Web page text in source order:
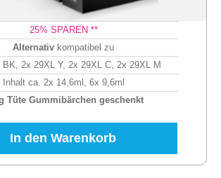
25% SPAREN **
Alternativ kompatibel zu
BK, 2x 29XL Y, 2x 29XL C, 2x 29XL M
Inhalt ca. 2x 14,6ml, 6x 9,6ml
Tüte Gummibärchen geschenkt
In den Warenkorb